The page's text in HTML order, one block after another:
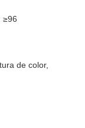
≥96
de color,